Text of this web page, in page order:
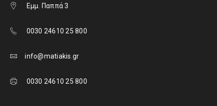
Εμμ. Παππά 3
0030 24610 25 800
info@matiakis.gr
0030 24610 25 800